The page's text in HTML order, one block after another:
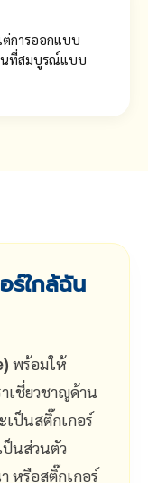
ต่การออกแบบ
นที่สมบูรณ์แบบ
ร์ใกล้ฉัน
พร้อมให้
าเชี่ยวชาญด้าน
เป็นสติ๊กเกอร์
ป็นส่วนตัว
หรือสติ๊กเกอร์